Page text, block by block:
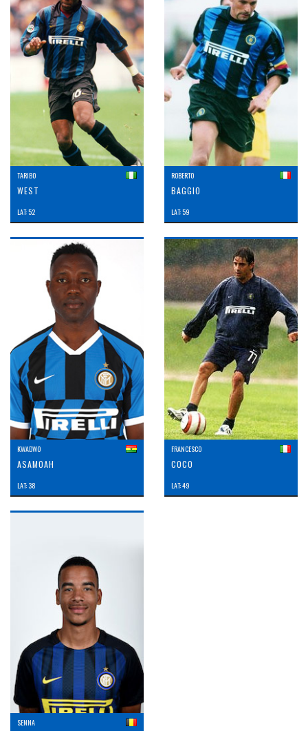
TARIBO
WEST
LAT: 52
ROBERTO
BAGGIO
LAT: 59
KWADWO
ASAMOAH
LAT: 38
FRANCESCO
COCO
LAT: 49
SENNA